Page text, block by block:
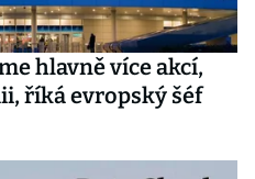
hlavně více akcí,
říká evropský šéf